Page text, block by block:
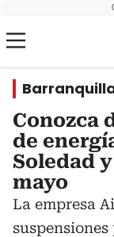
Conozca
de
Soledad
mayo
La empresa